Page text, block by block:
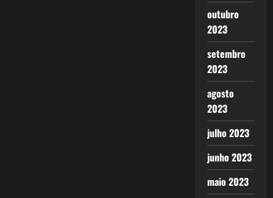
outubro
2023
setembro
2023
agosto
2023
julho 2023
junho 2023
maio 2023